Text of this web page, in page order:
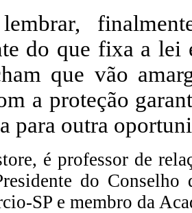
do que fixa a lei
que vão
a proteção
para outra
é professor de
do
SP e membro da